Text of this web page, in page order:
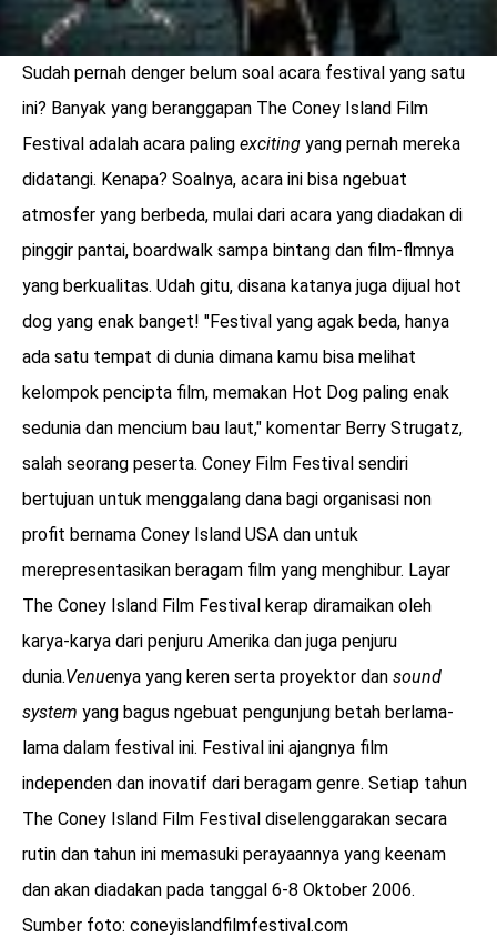
Sudah pernah denger belum soal acara festival yang satu
ini? Banyak yang beranggapan The Coney Island Film
Festival adalah acara paling exciting yang pernah mereka
didatangi. Kenapa? Soalnya, acara ini bisa ngebuat
atmosfer yang berbeda, mulai dari acara yang diadakan di
pinggir pantai, boardwalk sampa bintang dan film-flmnya
yang berkualitas. Udah gitu, disana katanya juga dijual hot
dog yang enak banget! "Festival yang agak beda, hanya
ada satu tempat di dunia dimana kamu bisa melihat
kelompok pencipta film, memakan Hot Dog paling enak
sedunia dan mencium bau laut," komentar Berry Strugatz,
salah seorang peserta. Coney Film Festival sendiri
bertujuan untuk menggalang dana bagi organisasi non
profit bernama Coney Island USA dan untuk
merepresentasikan beragam film yang menghibur. Layar
The Coney Island Film Festival kerap diramaikan oleh
karya-karya dari penjuru Amerika dan juga penjuru
dunia.Venuenya yang keren serta proyektor dan sound
system yang bagus ngebuat pengunjung betah berlama-
lama dalam festival ini. Festival ini ajangnya film
independen dan inovatif dari beragam genre. Setiap tahun
The Coney Island Film Festival diselenggarakan secara
rutin dan tahun ini memasuki perayaannya yang keenam
dan akan diadakan pada tanggal 6-8 Oktober 2006.
Sumber foto: coneyislandfilmfestival.com